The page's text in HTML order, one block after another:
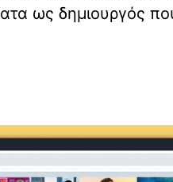
ως δημιουργός